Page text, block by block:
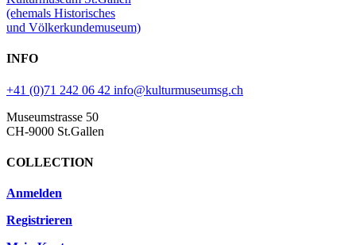
(ehemals Historisches
und Völkerkundemuseum)
INFO
+41 (0)71 242 06 42 info@kulturmuseumsg.ch
Museumstrasse 50
CH-9000 St.Gallen
COLLECTION
Anmelden
Registrieren